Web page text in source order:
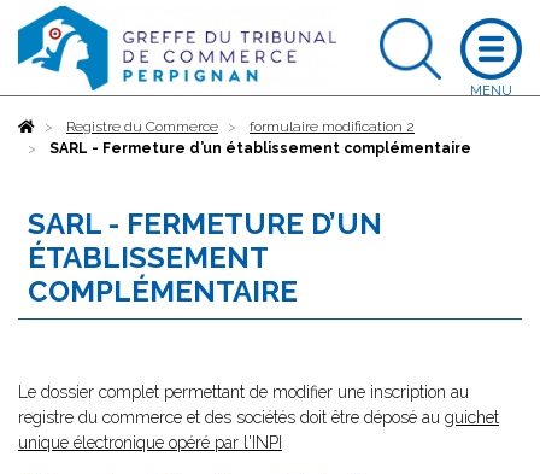
AccueilRegistre du Commerce
formulaire modification 2
SARL - Fermeture d’un établissement complémentaire
SARL - FERMETURE D’UN
ÉTABLISSEMENT
COMPLÉMENTAIRE
Le dossier complet permettant de modifier une inscription au
registre du commerce et des sociétés doit être déposé au guichet
unique électronique opéré par l'INPI